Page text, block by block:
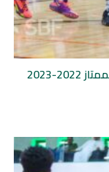
صور مباراة ( النصر vs الاتحاد ) الدوري الممتاز 2022-2023